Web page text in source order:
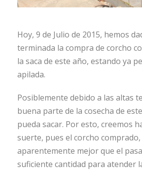
Hoy, 9 de Julio de 2015, hemos
terminada la compra de corcho
la saca de este año, estando ya
apilada.
Posiblemente debido a las altas
buena parte de la cosecha de
pueda sacar. Por esto, creemos
suerte, pues el corcho comprado,
aparentemente mejor que el
suficiente cantidad para atender